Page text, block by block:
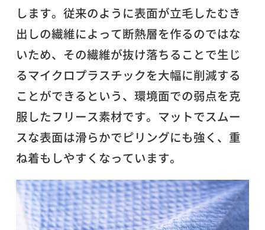
します。従来のように表面が立毛したむき
出しの繊維によって断熱層を作るのではな
いため、その繊維が抜け落ちることで生じ
るマイクロプラスチックを大幅に削減する
ことができるという、環境面での弱点を克
服したフリース素材です。マットでスムー
スな表面は滑らかでピリングにも強く、重
ね着もしやすくなっています。